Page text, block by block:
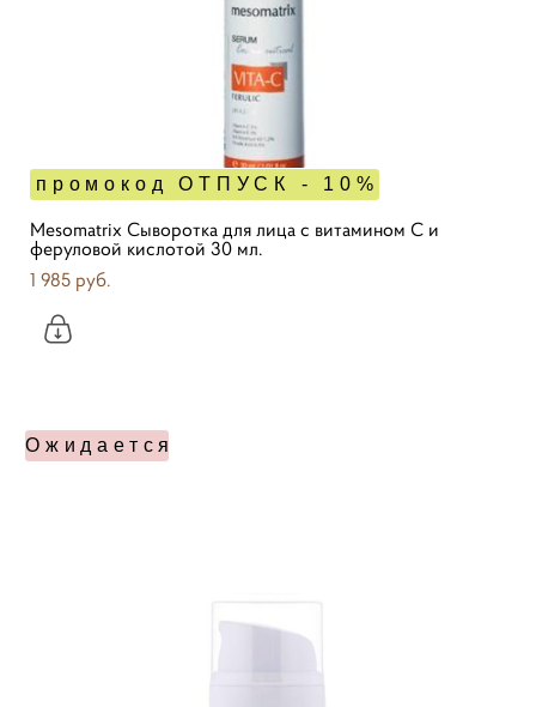
промокод ОТПУСК - 10%
Mesomatrix Сыворотка для лица с витамином С и
феруловой кислотой 30 мл.
1 985 pуб.
Ожидается